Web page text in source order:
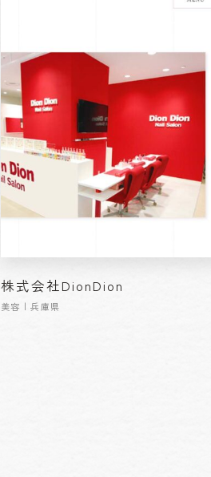
株式会社DionDion
美容 | 兵庫県